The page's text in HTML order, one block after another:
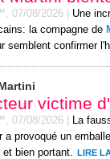
07/08/2026
Une
la compagne de
semblent confirmer
victime
07/08/2026 La
a provoqué un
et bien portant. LIRE